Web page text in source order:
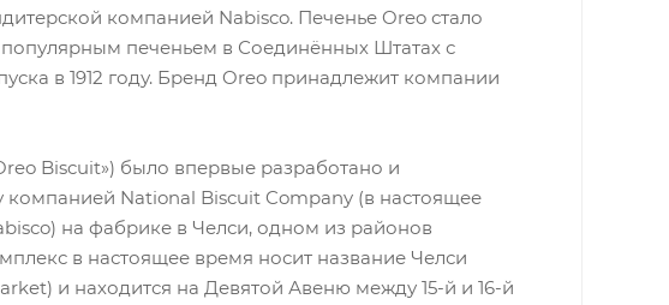
компанией Nabisco. Печенье Oreo стало
печеньем в Соединённых Штатах с
в 1912 году. Бренд Oreo принадлежит компании
Biscuit») было впервые разработано и
компанией National Biscuit Company (в настоящее
на фабрике в Челси, одном из районов
в настоящее время носит название Челси
и находится на Девятой Авеню между 15-й и 16-й